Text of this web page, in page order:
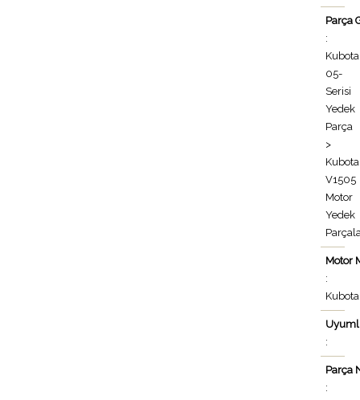
Parça
:
Kubota
05-
Serisi
Yedek
Parça
>
Kubota
V1505
Motor
Yedek
Motor
:
Kubota
:
Parça
: